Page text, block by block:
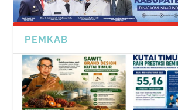
PEMKAB